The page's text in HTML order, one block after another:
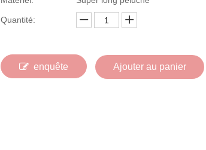
Quantité:
enquête Ajouter au panier